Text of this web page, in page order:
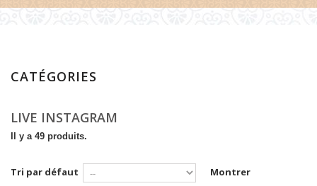
CATÉGORIES
LIVE INSTAGRAM
Il y a 49 produits.
Tri par défaut Montrer